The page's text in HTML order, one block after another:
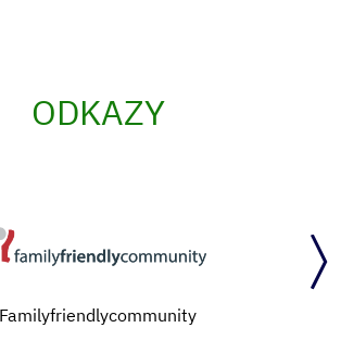
ODKAZY
Familyfriendlycommunity